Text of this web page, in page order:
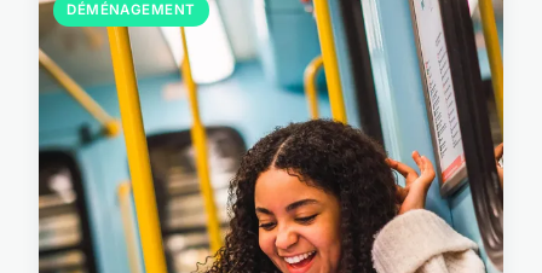
DÉMÉNAGEMENT